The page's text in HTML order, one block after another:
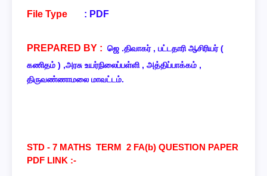
File Type : PDF
PREPARED BY : ஜெ .திவாகர் , பட்டதாரி ஆசிரியர் (
கணிதம் ) ,அரசு உயர்நிலைப்பள்ளி , அத்திப்பாக்கம் ,
திருவண்ணாமலை மாவட்டம்.
STD - 7 MATHS TERM 2 FA(b) QUESTION PAPER
PDF LINK :-